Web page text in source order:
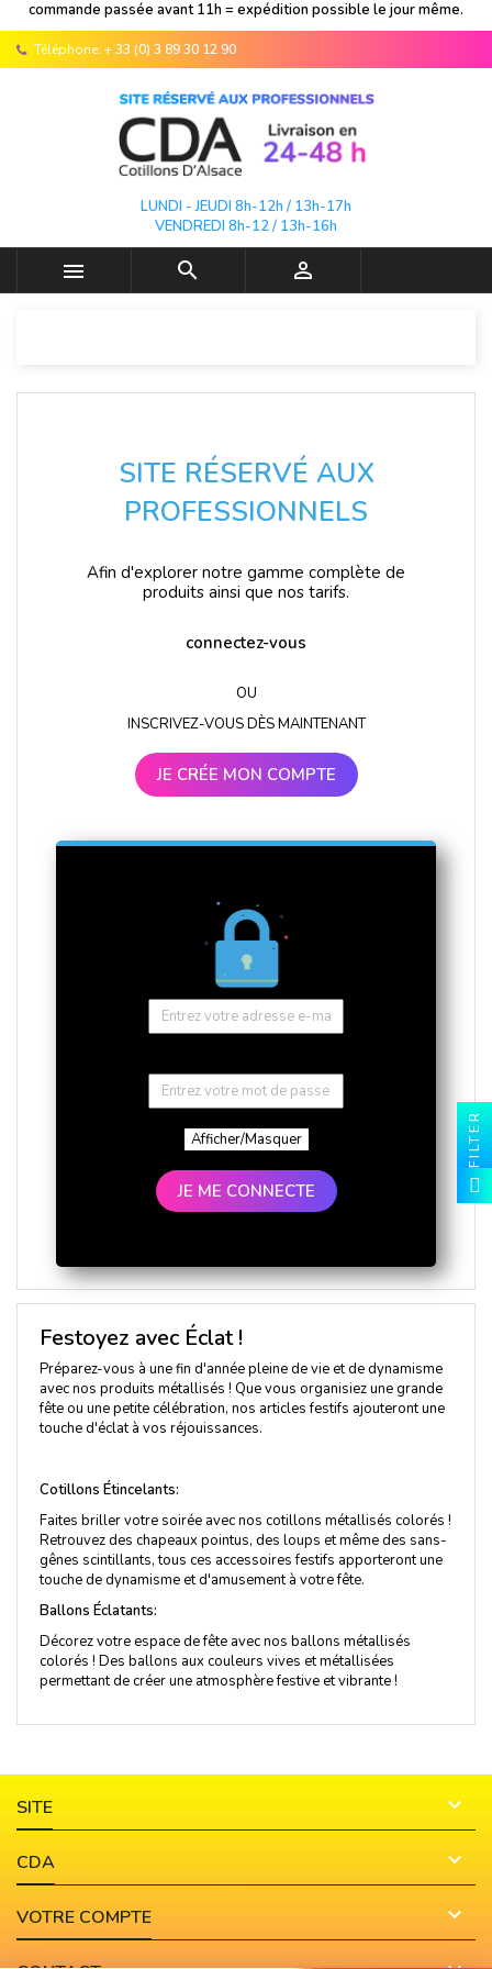
commande passée avant 11h = expédition possible le jour même.
Téléphone: + 33 (0) 3 89 30 12 90
LUNDI - JEUDI 8h-12h / 13h-17h
VENDREDI 8h-12 / 13h-16h
  
SITE RÉSERVÉ AUX
PROFESSIONNELS
Afin d'explorer notre gamme complète de
produits ainsi que nos tarifs.
connectez-vous
OU
INSCRIVEZ-VOUS DÈS MAINTENANT
JE CRÉE MON COMPTE
Afficher/Masquer
JE ME CONNECTE
Festoyez avec Éclat !
Préparez-vous à une fin d'année pleine de vie et de dynamisme
avec nos produits métallisés ! Que vous organisiez une grande
fête ou une petite célébration, nos articles festifs ajouteront une
touche d'éclat à vos réjouissances.
Cotillons Étincelants:
Faites briller votre soirée avec nos cotillons métallisés colorés !
Retrouvez des chapeaux pointus, des loups et même des sans-
gênes scintillants, tous ces accessoires festifs apporteront une
touche de dynamisme et d'amusement à votre fête.
Ballons Éclatants:
Décorez votre espace de fête avec nos ballons métallisés
colorés ! Des ballons aux couleurs vives et métallisées
permettant de créer une atmosphère festive et vibrante !
SITE 
CDA 
VOTRE COMPTE 
FILTER